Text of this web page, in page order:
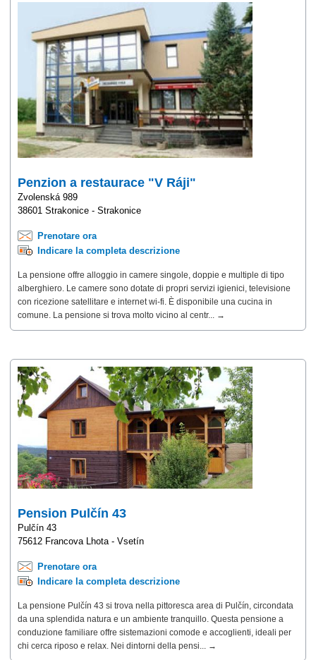
Penzion a restaurace "V Ráji"
Zvolenská 989
38601 Strakonice - Strakonice
Prenotare ora
Indicare la completa descrizione
La pensione offre alloggio in camere singole, doppie e multiple di tipo
alberghiero. Le camere sono dotate di propri servizi igienici, televisione
con ricezione satellitare e internet wi-fi. È disponibile una cucina in
comune. La pensione si trova molto vicino al centr... →
Pension Pulčín 43
Pulčín 43
75612 Francova Lhota - Vsetín
Prenotare ora
Indicare la completa descrizione
La pensione Pulčín 43 si trova nella pittoresca area di Pulčín, circondata
da una splendida natura e un ambiente tranquillo. Questa pensione a
conduzione familiare offre sistemazioni comode e accoglienti, ideali per
chi cerca riposo e relax. Nei dintorni della pensi... →